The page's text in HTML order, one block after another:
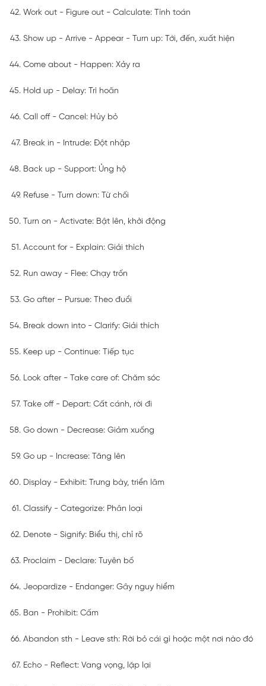
Work out - Figure out - Calculate: Tính toán
Show up - Arrive - Appear - Turn up: Tới, đến, xuất hiện
Come about - Happen: Xảy ra
Hold up - Delay: Trì hoãn
Call off - Cancel: Hủy bỏ
Break in - Intrude: Đột nhập
Back up - Support: Ủng hộ
Refuse - Turn down: Từ chối
Turn on - Activate: Bật lên, khởi động
Account for - Explain: Giải thích
Run away - Flee: Chạy trốn
Go after – Pursue: Theo đuổi
Break down into - Clarify: Giải thích
Keep up - Continue: Tiếp tục
Look after - Take care of: Chăm sóc
Take off - Depart: Cất cánh, rời đi
Go down - Decrease: Giảm xuống
Go up - Increase: Tăng lên
Display - Exhibit: Trưng bày, triển lãm
Classify - Categorize: Phân loại
Denote - Signify: Biểu thị, chỉ rõ
Proclaim - Declare: Tuyên bố
Jeopardize - Endanger: Gây nguy hiểm
Ban - Prohibit: Cấm
Abandon sth - Leave sth: Rời bỏ cái gì hoặc một nơi nào đó
Echo - Reflect: Vang vọng, lặp lại